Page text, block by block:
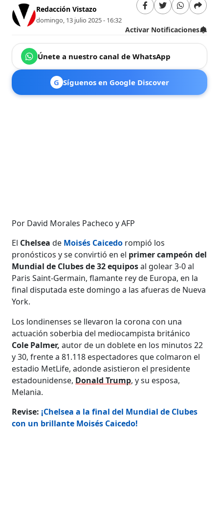
Redacción Vistazo
domingo, 13 julio 2025 - 16:32
Activar Notificaciones
Únete a nuestro canal de WhatsApp
G Síguenos en Google Discover
Por David Morales Pacheco y AFP
El Chelsea de Moisés Caicedo rompió los
pronósticos y se convirtió en el primer campeón del
Mundial de Clubes de 32 equiposal golear 3-0 al
Paris Saint-Germain, flamante rey de Europa, en la
final disputada este domingo a las afueras de Nueva
York.
Los londinenses se llevaron la corona con una
actuación soberbia del mediocampista británico
Cole Palmer, autor de un doblete en los minutos 22
y 30, frente a 81.118 espectadores que colmaron el
estadio MetLife, adonde asistieron el presidente
estadounidense, Donald Trump, y su esposa,
Melania.
Revise: ¡Chelsea a la final del Mundial de Clubes
con un brillante Moisés Caicedo!